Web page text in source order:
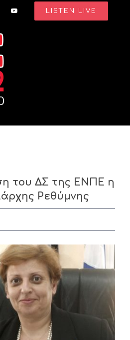
LISTEN LIVE
του ΔΣ της ΕΝΠΕ η
Ρεθύμνης